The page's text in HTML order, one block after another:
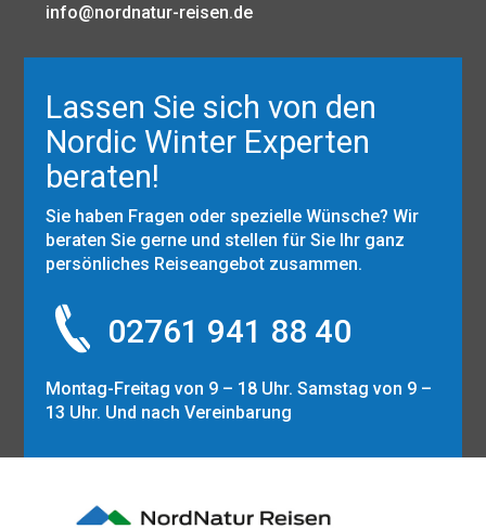
info@nordnatur-reisen.de
Lassen Sie sich von den
Nordic Winter Experten
beraten!
Sie haben Fragen oder spezielle Wünsche? Wir
beraten Sie gerne und stellen für Sie Ihr ganz
persönliches Reiseangebot zusammen.
02761 941 88 40
Montag-Freitag von 9 – 18 Uhr. Samstag von 9 –
13 Uhr. Und nach Vereinbarung